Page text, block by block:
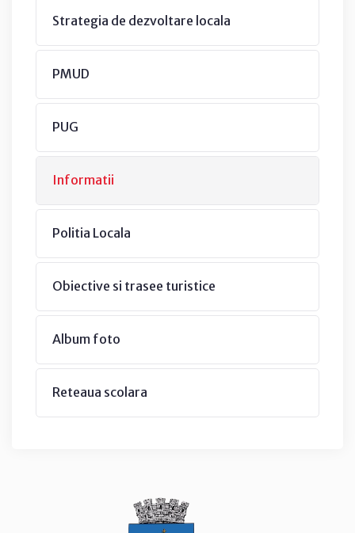
Strategia de dezvoltare locala
PMUD
PUG
Informatii
Politia Locala
Obiective si trasee turistice
Album foto
Reteaua scolara